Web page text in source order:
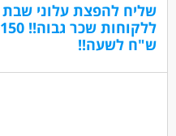
שליח להפצת עלוני שבת
ללקוחות שכר גבוה!! 150
ש"ח לשעה!!